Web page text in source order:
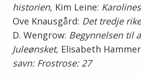
historien, Kim Leine:
Ove Knausgård: Det tredje
D. Wengrow: Begynnelsen til
Juleønsket, Elisabeth
savn: Frostrose: 27